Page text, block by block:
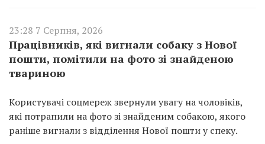
23:28 7 Серпня, 2026
Працівників, які вигнали собаку з Нової
пошти, помітили на фото зі знайденою
твариною
Користувачі соцмереж звернули увагу на чоловіків,
які потрапили на фото зі знайденим собакою, якого
раніше вигнали з відділення Нової пошти у спеку.